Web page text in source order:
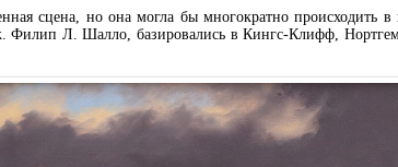
сцена, но она могла бы многократно
Филип Л. Шалло, базировались в Кингс-Клифф,